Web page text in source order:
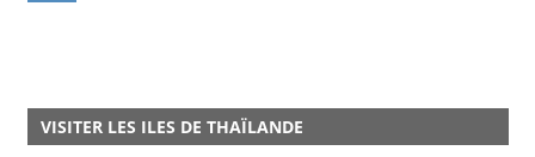
VISITER LES ILES DE THAÏLANDE